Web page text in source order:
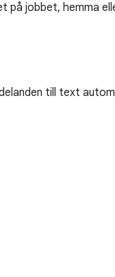
jobbet, hemma
till text